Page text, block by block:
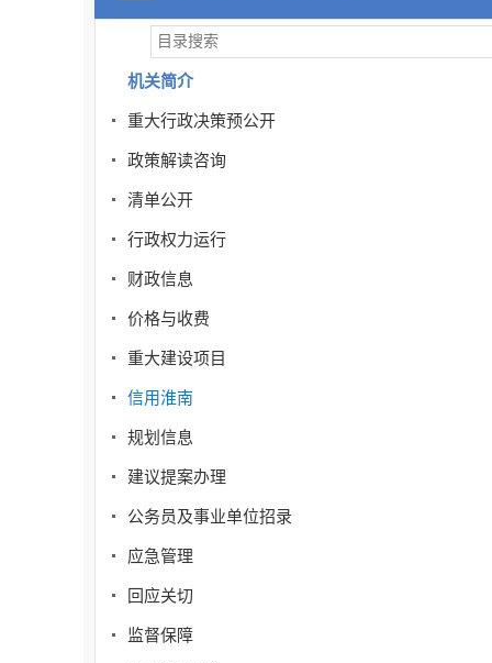
机关简介
重大行政决策预公开
政策解读咨询
清单公开
行政权力运行
财政信息
价格与收费
重大建设项目
信用淮南
规划信息
建议提案办理
公务员及事业单位招录
应急管理
回应关切
监督保障